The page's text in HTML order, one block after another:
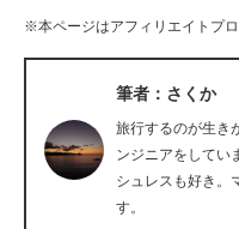
AI活用のいまが分かる
企業ITのトレンドを詳説
経営リーダーのコミュニテ
マーケ×ITの今がよく分かる
※本ページはアフィリエイトプ
筆者：さくか
旅行するのが生き
ンジニアをしてい
シュレスも好き。
す。